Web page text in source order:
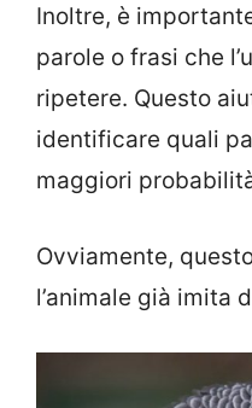
Inoltre, è
parole o frasi che
ripetere. Questo
identificare quali
maggiori
Ovviamente,
l’animale già imita